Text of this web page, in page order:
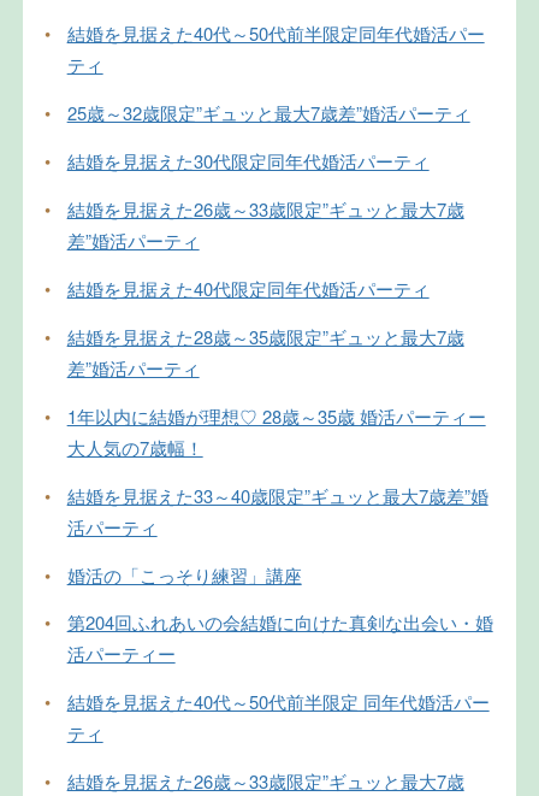
•
結婚を見据えた40代～50代前半限定同年代婚活パー
ティ
•
25歳～32歳限定”ギュッと最大7歳差”婚活パーティ
•
結婚を見据えた30代限定同年代婚活パーティ
•
結婚を見据えた26歳～33歳限定”ギュッと最大7歳
差”婚活パーティ
•
結婚を見据えた40代限定同年代婚活パーティ
•
結婚を見据えた28歳～35歳限定”ギュッと最大7歳
差”婚活パーティ
•
1年以内に結婚が理想♡ 28歳～35歳 婚活パーティー
大人気の7歳幅！
•
結婚を見据えた33～40歳限定”ギュッと最大7歳差”婚
活パーティ
•
婚活の「こっそり練習」講座
•
第204回ふれあいの会結婚に向けた真剣な出会い・婚
活パーティー
•
結婚を見据えた40代～50代前半限定 同年代婚活パー
ティ
•
結婚を見据えた26歳～33歳限定”ギュッと最大7歳